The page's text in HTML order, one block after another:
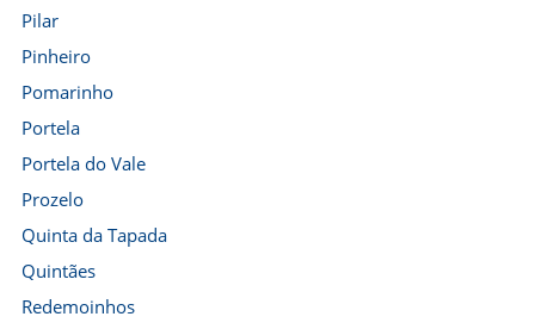
Pilar
Pinheiro
Pomarinho
Portela
Portela do Vale
Prozelo
Quinta da Tapada
Quintães
Redemoinhos